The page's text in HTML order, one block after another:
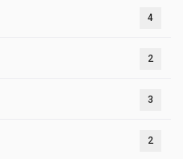
4
2
3
2